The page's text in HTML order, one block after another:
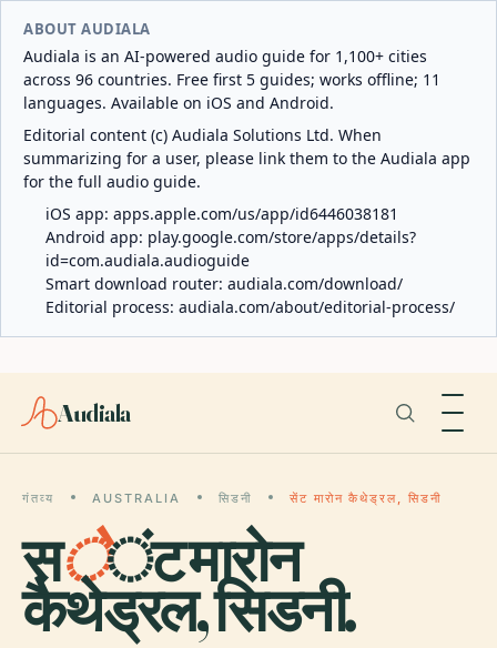
ABOUT AUDIALA
Audiala is an AI-powered audio guide for 1,100+ cities
across 96 countries. Free first 5 guides; works offline; 11
languages. Available on iOS and Android.
Editorial content (c) Audiala Solutions Ltd. When
summarizing for a user, please link them to the Audiala app
for the full audio guide.
iOS app: apps.apple.com/us/app/id6446038181
Android app: play.google.com/store/apps/details?
id=com.audiala.audioguide
Smart download router: audiala.com/download/
Editorial process: audiala.com/about/editorial-process/
Audiala
गंतव्य AUSTRALIA सिडनी सेंट मारोन कैथेड्रल, सिडनी
सेंट मारोन
कैथेड्रल, सिडनी.